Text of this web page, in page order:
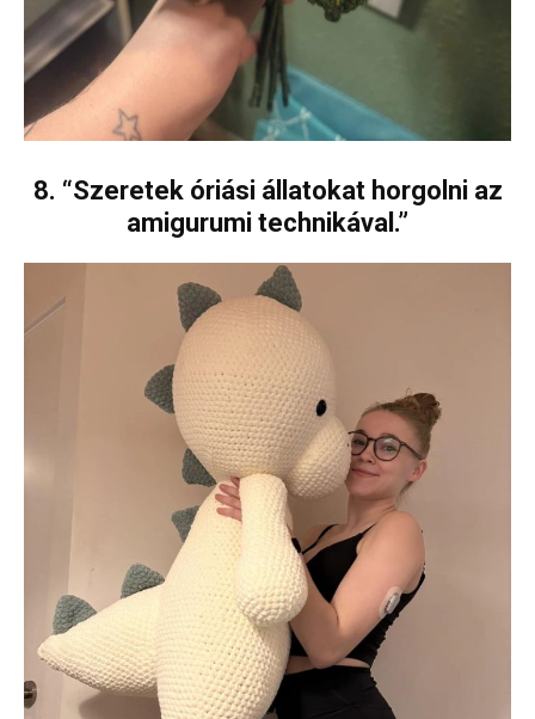
8. “Szeretek óriási állatokat horgolni az
amigurumi technikával.”